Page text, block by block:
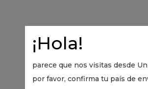
¡Hola!
parece que nos visitas desde
por favor, confirma tu país de